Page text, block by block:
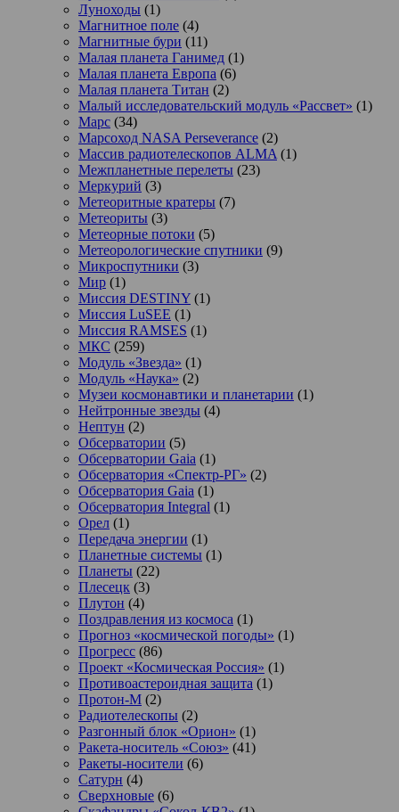
Луноходы (1)
Магнитное поле (4)
Магнитные бури (11)
Малая планета Ганимед (1)
Малая планета Европа (6)
Малая планета Титан (2)
Малый исследовательский модуль «Рассвет» (1)
Марс (34)
Марсоход NASA Perseverance (2)
Массив радиотелескопов ALMA (1)
Межпланетные перелеты (23)
Меркурий (3)
Метеоритные кратеры (7)
Метеориты (3)
Метеорные потоки (5)
Метеорологические спутники (9)
Микроспутники (3)
Мир (1)
Миссия DESTINY (1)
Миссия LuSEE (1)
Миссия RAMSES (1)
МКС (259)
Модуль «Звезда» (1)
Модуль «Наука» (2)
Музеи космонавтики и планетарии (1)
Нейтронные звезды (4)
Нептун (2)
Обсерватории (5)
Обсерватории Gaia (1)
Обсерватория «Спектр-РГ» (2)
Обсерватория Gaia (1)
Обсерватория Integral (1)
Орел (1)
Передача энергии (1)
Планетные системы (1)
Планеты (22)
Плесецк (3)
Плутон (4)
Поздравления из космоса (1)
Прогноз «космической погоды» (1)
Прогресс (86)
Проект «Космическая Россия» (1)
Противоастероидная защита (1)
Протон-М (2)
Радиотелескопы (2)
Разгонный блок «Орион» (1)
Ракета-носитель «Союз» (41)
Ракеты-носители (6)
Сатурн (4)
Сверхновые (6)